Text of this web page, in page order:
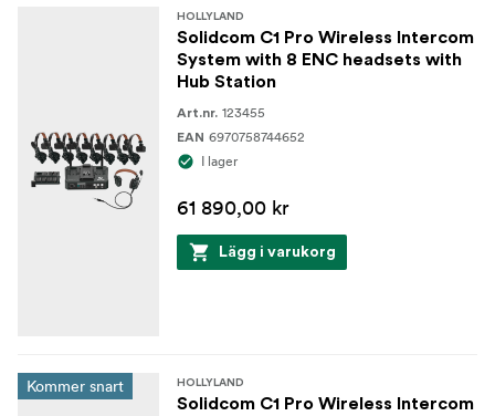
Mottagningskänslighet
Batterikapacitet
700mAh (2.66Wh)
Fjärrstyrt headset: >10 timmar (ENC ON)
headset)
HOLLYLAND
Solidcom C1 Pro Wireless Intercom
System with 8 ENC headsets with
Hub Station
Art.nr. 123455
EAN 6970758744652
I lager
61 890,00 kr
Lägg i varukorg
Kommer snart HOLLYLAND
Solidcom C1 Pro Wireless Intercom